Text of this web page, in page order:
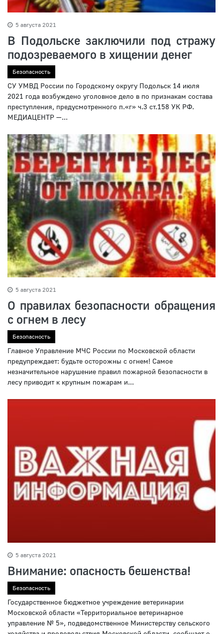
5 августа 2021
В Подольске заключили под стражу
подозреваемого в хищении денег
Безопасность
СУ УМВД России по Городскому округу Подольск 14 июля
2021 года возбуждено уголовное дело в по признакам состава
преступления, предусмотренного п.«г» ч.3 ст.158 УК РФ.
МЕДИАЦЕНТР —...
5 августа 2021
О правилах безопасности обращения
с огнем в лесу
Безопасность
Главное Управление МЧС России по Московской области
предупреждает: будьте осторожны с огнем! Самое
незначительное нарушение правил пожарной безопасности в
лесу приводит к крупным пожарам и...
5 августа 2021
Внимание: опасность бешенства!
Безопасность
Государственное бюджетное учреждение ветеринарии
Московской области «Территориальное ветеринарное
управление № 5», подведомственное Министерству сельского